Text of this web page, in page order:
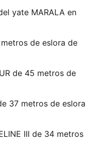
yate MARALA en
de eslora de
de 45 metros de
37 metros de eslora
III de 34 metros